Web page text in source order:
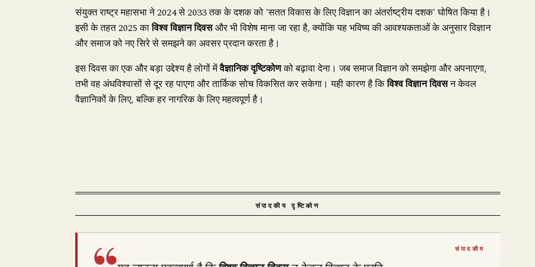
संयुक्त राष्ट्र महासभा ने 2024 से 2033 तक के दशक को 'सतत विकास के लिए विज्ञान का अंतर्राष्ट्रीय दशक' घोषित किया है।
इसी के तहत 2025 काविश्व विज्ञान दिवसऔर भी विशेष माना जा रहा है, क्योंकि यह भविष्य की आवश्यकताओं के अनुसार विज्ञान
और समाज को नए सिरे से समझने का अवसर प्रदान करता है।
इस दिवस का एक और बड़ा उद्देश्य है लोगों मेंवैज्ञानिक दृष्टिकोणको बढ़ावा देना। जब समाज विज्ञान को समझेगा और अपनाएगा,
तभी वह अंधविश्वासों से दूर रह पाएगा और तार्किक सोच विकसित कर सकेगा। यही कारण है किविश्व विज्ञान दिवसन केवल
वैज्ञानिकों के लिए, बल्कि हर नागरिक के लिए महत्वपूर्ण है।
संपादकीय दृष्टिकोण